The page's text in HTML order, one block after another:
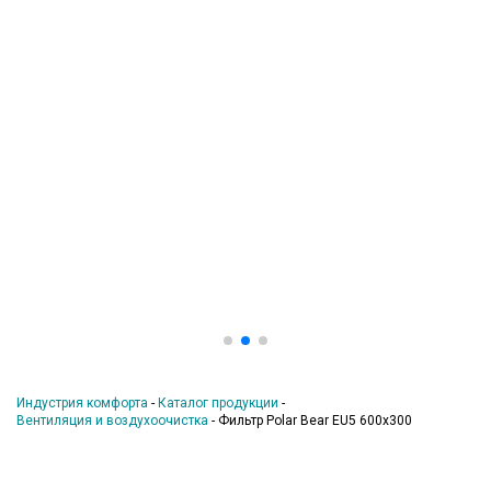
Индустрия комфорта - Каталог продукции -
Вентиляция и воздухоочистка - Фильтр Polar Bear EU5 600x300